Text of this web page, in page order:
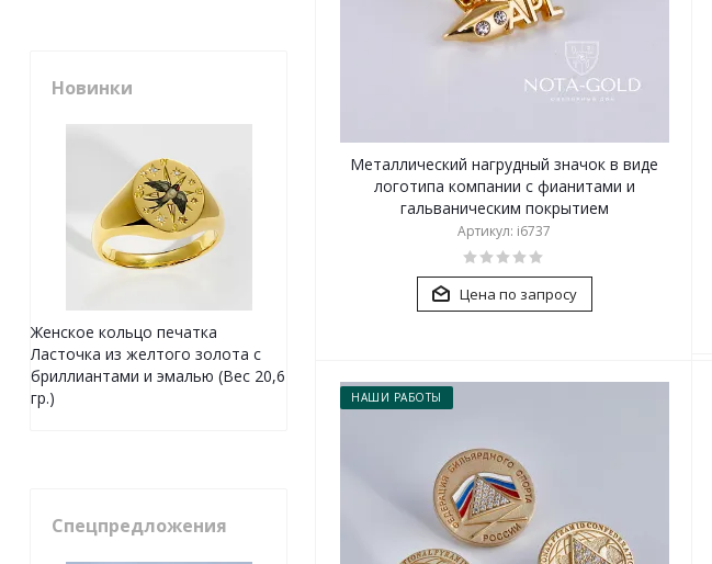
Металлический нагрудный значок в виде
логотипа компании с фианитами и
гальваническим покрытием
Артикул: i6737
Цена по запросу
НАШИ РАБОТЫ
Новинки
Женское кольцо печатка
Ласточка из желтого золота с
бриллиантами и эмалью (Вес 20,6
гр.)
Спецпредложения